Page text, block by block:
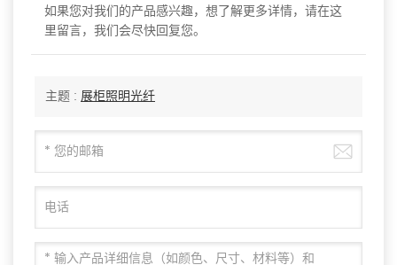
如果您对我们的产品感兴趣，想了解更多详情，请在这
里留言，我们会尽快回复您。
主题 : 展柜照明光纤